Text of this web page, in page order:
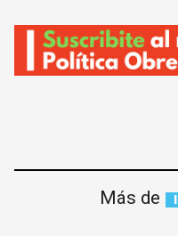
Más de